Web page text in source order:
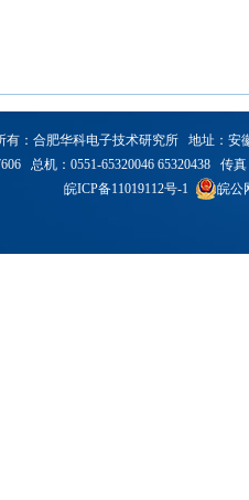
有：合肥华科电子技术研究所 地址：安
总机：0551-65320046 65320438 传
皖ICP备11019112号-1
皖公